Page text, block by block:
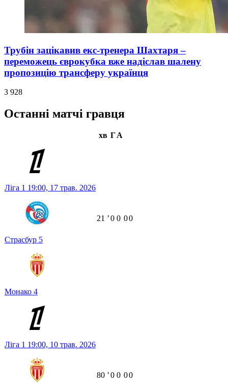
Трубін зацікавив екс-тренера Шахтаря –
переможець єврокубка вже надіслав шалену
пропозицію трансферу українця
3 928
Останні матчі гравця
хв ГА
Ліга 1 19:00, 17 трав. 2026
Страсбур 5
Монако 4
21 ʼ0 0 00
Ліга 1 19:00, 10 трав. 2026
80 ʼ0 0 00